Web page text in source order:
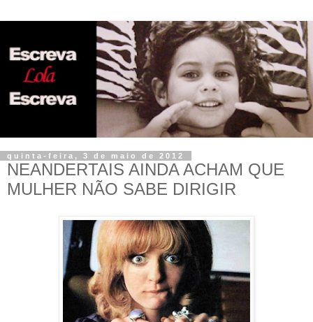
quinta-feira, 3 de maio de 2012
NEANDERTAIS AINDA ACHAM QUE
MULHER NÃO SABE DIRIGIR